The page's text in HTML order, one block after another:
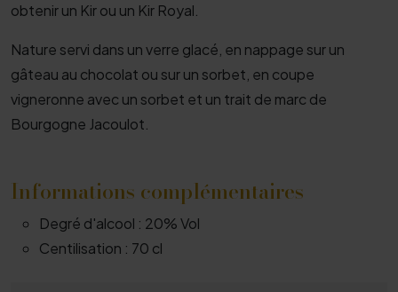
obtenir un Kir ou un Kir Royal.
Nature servi dans un verre glacé, en nappage sur un
gâteau au chocolat ou sur un sorbet, en coupe
vigneronne avec un sorbet et un trait de marc de
Bourgogne Jacoulot.
Informations complémentaires
Degré d'alcool : 20% Vol
Centilisation : 70 cl